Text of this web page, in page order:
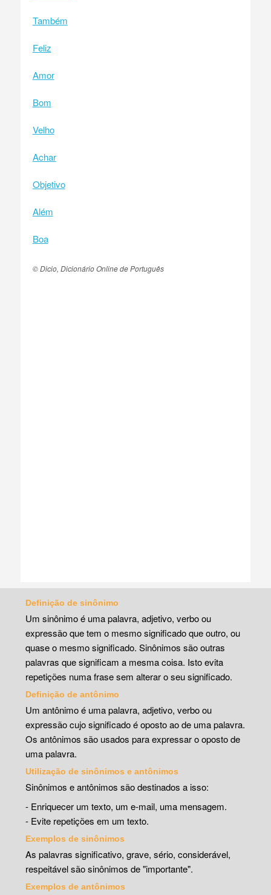
Também
Feliz
Amor
Bom
Velho
Achar
Objetivo
Além
Boa
© Dicio, Dicionário Online de Português
Definição de sinônimo
Um sinônimo é uma palavra, adjetivo, verbo ou
expressão que tem o mesmo significado que outro, ou
quase o mesmo significado. Sinônimos são outras
palavras que significam a mesma coisa. Isto evita
repetições numa frase sem alterar o seu significado.
Definição de antônimo
Um antônimo é uma palavra, adjetivo, verbo ou
expressão cujo significado é oposto ao de uma palavra.
Os antônimos são usados para expressar o oposto de
uma palavra.
Utilização de sinônimos e antônimos
Sinônimos e antônimos são destinados a isso:
- Enriquecer um texto, um e-mail, uma mensagem.
- Evite repetições em um texto.
Exemplos de sinônimos
As palavras significativo, grave, sério, considerável,
respeitável são sinônimos de "importante".
Exemplos de antônimos